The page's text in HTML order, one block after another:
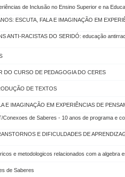
de Inclusão no Ensino Superior e na
ESCUTA, FALA E IMAGINAÇÃO EM
ANTI-RACISTAS DO SERIDÓ: educação
DO CURSO DE PEDAGOGIA DO CERES
DE TEXTOS
E IMAGINAÇÃO EM EXPERIÊNCIAS DE
Conexoes de Saberes - 10 anos de programa e
E DIFICULDADES DE
e metodologicos relacionados com a algebra
de Saberes